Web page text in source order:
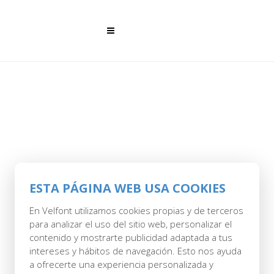
ESTA PÁGINA WEB USA COOKIES
En Velfont utilizamos cookies propias y de terceros
para analizar el uso del sitio web, personalizar el
contenido y mostrarte publicidad adaptada a tus
intereses y hábitos de navegación. Esto nos ayuda
a ofrecerte una experiencia personalizada y
10 ENEALM FIBRA
ALOE VERA
Posted at 12:37hin bySavel
0 Comments